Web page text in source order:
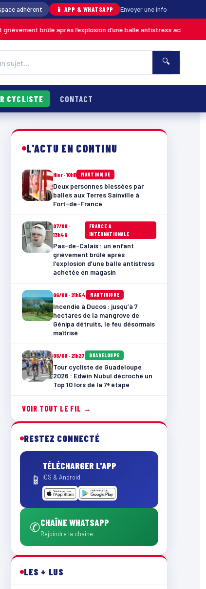
adhérent 📱 APP & WHATSAPP Envoyer une info
brûlé après l’explosion d’une balle antistress achetée en
🔍
CYCLISTE CONTACT
L'ACTU EN CONTINU
Hier · 10h11 MARTINIQUE
Deux personnes blessées par
balles aux Terres Sainville à
Fort-de-France
07/08 ·
13h46
FRANCE &
INTERNATIONALE
Pas-de-Calais : un enfant
grièvement brûlé après
l’explosion d’une balle antistress
achetée en magasin
06/08 · 21h54 MARTINIQUE
Incendie à Ducos : jusqu’à 7
hectares de la mangrove de
Génipa détruits, le feu désormais
maîtrisé
06/08 · 21h27 GUADELOUPE
Tour cycliste de Guadeloupe
2026 : Edwin Nubul décroche un
Top 10 lors de la 7ᵉ étape
VOIR TOUT LE FIL →
RESTEZ CONNECTÉ
📱
TÉLÉCHARGER L'APP
iOS & Android
✆CHAÎNE WHATSAPP
Rejoindre la chaîne
LES + LUS